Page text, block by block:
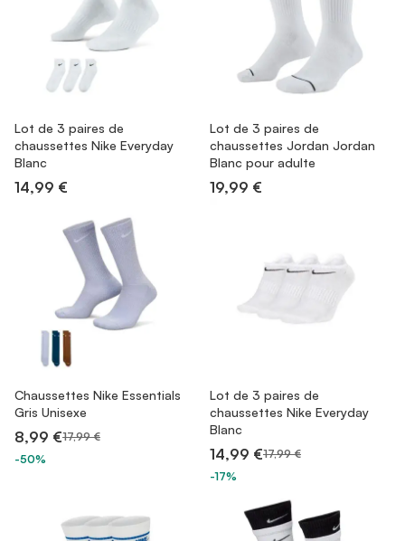
Lot de 3 paires de
chaussettes Nike Everyday
Blanc
14,99 €
Lot de 3 paires de
chaussettes Jordan Jordan
Blanc pour adulte
19,99 €
Chaussettes Nike Essentials
Gris Unisexe
8,99 €17,99 €
-50%
Lot de 3 paires de
chaussettes Nike Everyday
Blanc
14,99 €17,99 €
-17%